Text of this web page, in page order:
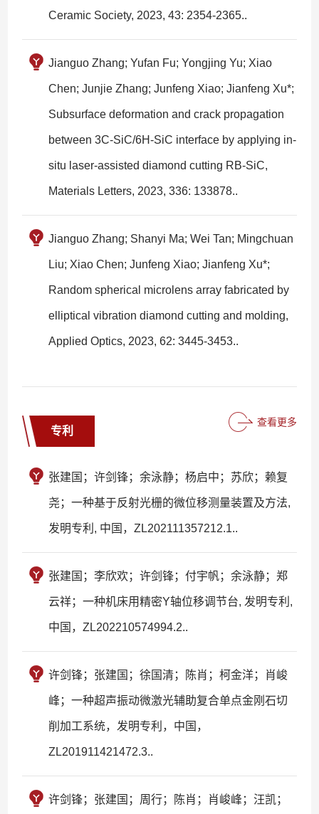
Ceramic Society, 2023, 43: 2354-2365..
Jianguo Zhang; Yufan Fu; Yongjing Yu; Xiao
Chen; Junjie Zhang; Junfeng Xiao; Jianfeng Xu*;
Subsurface deformation and crack propagation
between 3C-SiC/6H-SiC interface by applying in-
situ laser-assisted diamond cutting RB-SiC,
Materials Letters, 2023, 336: 133878..
Jianguo Zhang; Shanyi Ma; Wei Tan; Mingchuan
Liu; Xiao Chen; Junfeng Xiao; Jianfeng Xu*;
Random spherical microlens array fabricated by
elliptical vibration diamond cutting and molding,
Applied Optics, 2023, 62: 3445-3453..
专利
查看更多
张建国；许剑锋；余泳静；杨启中；苏欣；赖复
尧；一种基于反射光栅的微位移测量装置及方法,
发明专利, 中国，ZL202111357212.1..
张建国；李欣欢；许剑锋；付宇帆；余泳静；郑
云祥；一种机床用精密Y轴位移调节台, 发明专利,
中国，ZL202210574994.2..
许剑锋；张建国；徐国清；陈肖；柯金洋；肖峻
峰；一种超声振动微激光辅助复合单点金刚石切
削加工系统，发明专利，中国，
ZL201911421472.3..
许剑锋；张建国；周行；陈肖；肖峻峰；汪凯；